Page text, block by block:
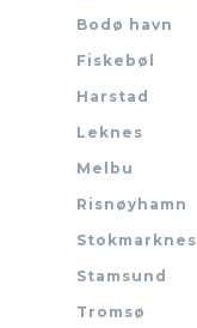
Bodø havn
Fiskebøl
Harstad
Leknes
Melbu
Risnøyhamn
Stokmarknes
Stamsund
Tromsø